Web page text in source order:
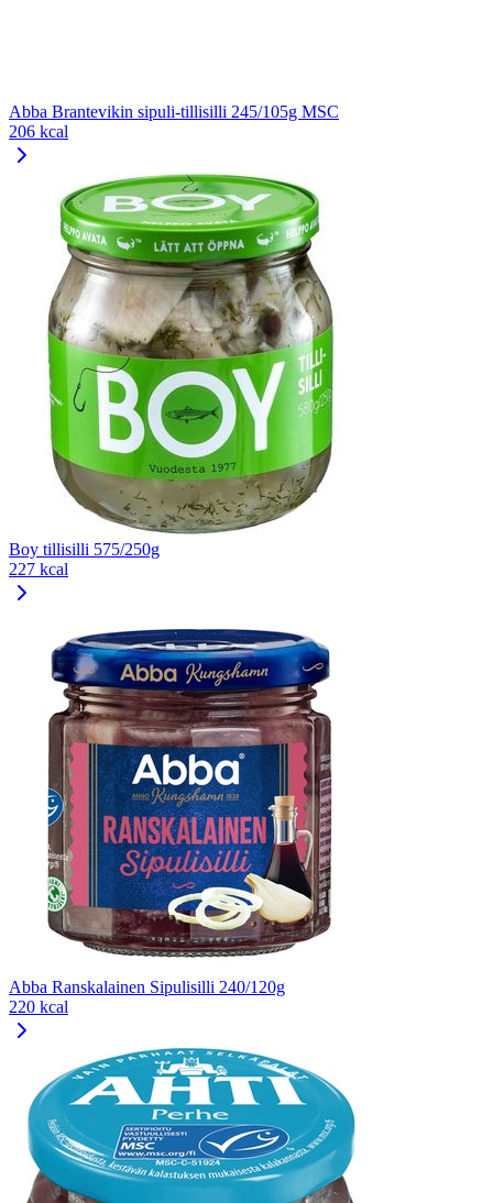
Abba Brantevikin sipuli-tillisilli 245/105g MSC
206 kcal
Boy tillisilli 575/250g
227 kcal
Abba Ranskalainen Sipulisilli 240/120g
220 kcal